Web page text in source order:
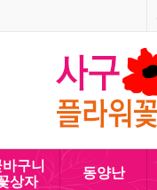
4090
구니
상자
동양난